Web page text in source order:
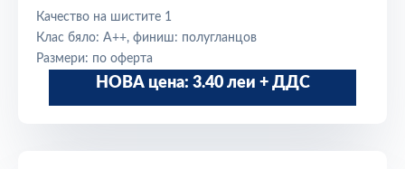
Качество на шистите 1
Клас бяло: A++, финиш: полугланцов
Размери: по оферта
НОВА цена: 3.40 леи + ДДС